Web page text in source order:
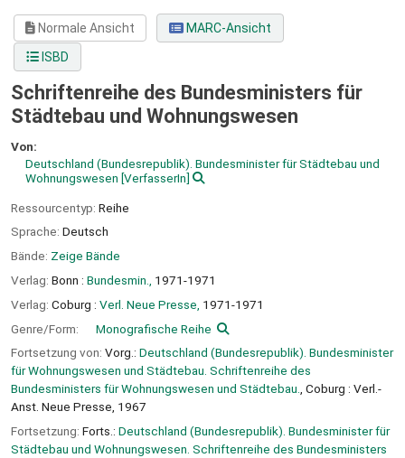
Normale Ansicht
MARC-Ansicht
ISBD
Schriftenreihe des Bundesministers für
Städtebau und Wohnungswesen
Von:
Deutschland (Bundesrepublik). Bundesminister für Städtebau und
Wohnungswesen [VerfasserIn]
Ressourcentyp: Reihe
Sprache: Deutsch
Bände: Zeige Bände
Verlag: Bonn : Bundesmin.,
1971-1971
Verlag: Coburg : Verl. Neue Presse, 1971-1971
Genre/Form:
Monografische Reihe
Fortsetzung von: Vorg.: Deutschland (Bundesrepublik). Bundesminister
für Wohnungswesen und Städtebau. Schriftenreihe des
Bundesministers für Wohnungswesen und Städtebau., Coburg : Verl.-
Anst. Neue Presse, 1967
Fortsetzung: Forts.: Deutschland (Bundesrepublik). Bundesminister für
Städtebau und Wohnungswesen. Schriftenreihe des Bundesministers